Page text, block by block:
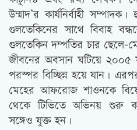
উন্মাদ’র কার্যনির্বাহী
গুলতেকিনের সাথে বিবাহ
গুলতেকিন দম্পতির চার ছেলে-
জীবনের অবসান ঘটিয়ে ২০০৫
পরস্পর বিচ্ছিন্ন হয়ে যান।
মেহের আফরোজ শাওনকে
থেকে টিভিতে অভিনয় শুরু
সঙ্গেও যুক্ত হন।